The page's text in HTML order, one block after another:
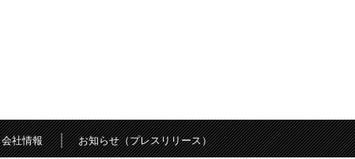
会社情報 お知らせ（プレスリリース）